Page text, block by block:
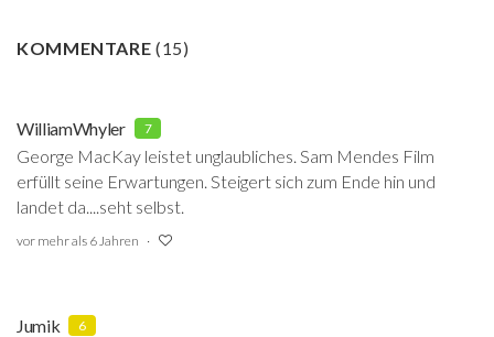
KOMMENTARE(15)
WilliamWhyler 7
George MacKay leistet unglaubliches. Sam Mendes Film
erfüllt seine Erwartungen. Steigert sich zum Ende hin und
landet da....seht selbst.
vor mehr als 6 Jahren
Jumik 6